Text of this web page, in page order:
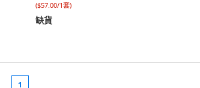
($57.00/1套)
缺貨
1